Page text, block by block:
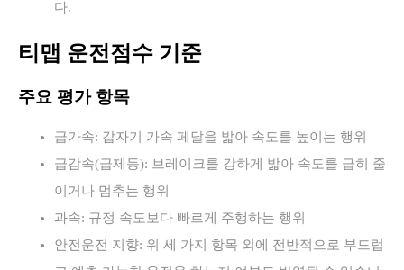
다.
티맵 운전점수 기준
주요 평가 항목
급가속: 갑자기 가속 페달을 밟아 속도를 높이는 행위
급감속(급제동): 브레이크를 강하게 밟아 속도를 급히 줄
이거나 멈추는 행위
과속: 규정 속도보다 빠르게 주행하는 행위
안전운전 지향: 위 세 가지 항목 외에 전반적으로 부드럽